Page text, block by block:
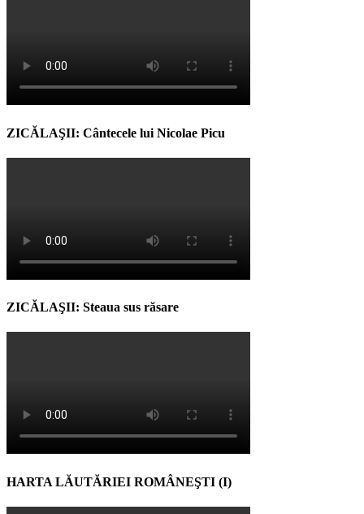
ZICĂLAŞII: Cântecele lui Nicolae Picu
ZICĂLAŞII: Steaua sus răsare
HARTA LĂUTĂRIEI ROMÂNEŞTI (I)